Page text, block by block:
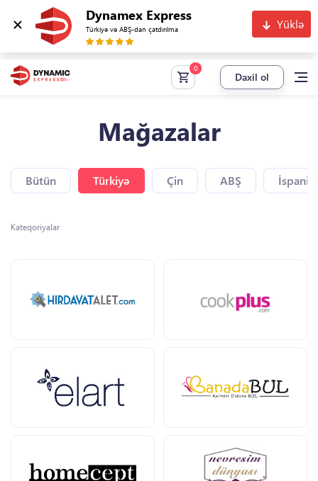
Dynamex Express
Türkiyə və ABŞ-dan çatdırılma Yüklə
Daxil ol
Mağazalar
Bütün Türkiyə Çin ABŞ
Kateqoriyalar